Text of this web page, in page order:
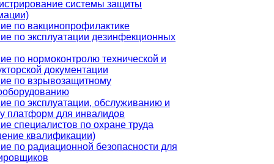
системы защиты
по вакцинопрофилактике
по эксплуатации дезинфекционных
по нормоконтролю технической и
документации
по взрывозащитному
по эксплуатации, обслуживанию и
платформ для инвалидов
специалистов по охране труда
квалификации)
по радиационной безопасности для